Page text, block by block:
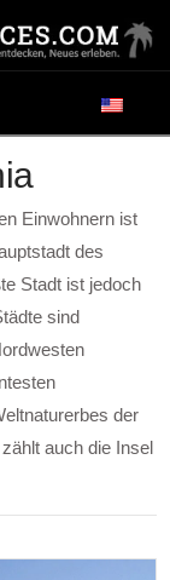
Einwohnern ist
des
Stadt ist jedoch
sind
der
auch die Insel